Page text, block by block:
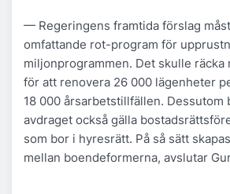
— Regeringens framtida förslag
omfattande rot-program för
miljonprogrammen. Det skulle
för att renovera 26 000 lägenheter
18 000 årsarbetstillfällen. Dessutom
avdraget också gälla
som bor i hyresrätt. På så sätt
mellan boendeformerna, avslutar